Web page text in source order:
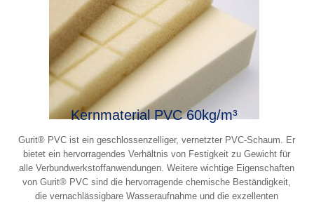
Kernmaterial PVC 60kg/m³
Gurit® PVC ist ein geschlossenzelliger, vernetzter PVC-Schaum. Er
bietet ein hervorragendes Verhältnis von Festigkeit zu Gewicht für
alle Verbundwerkstoffanwendungen. Weitere wichtige Eigenschaften
von Gurit® PVC sind die hervorragende chemische Beständigkeit,
die vernachlässigbare Wasseraufnahme und die exzellenten